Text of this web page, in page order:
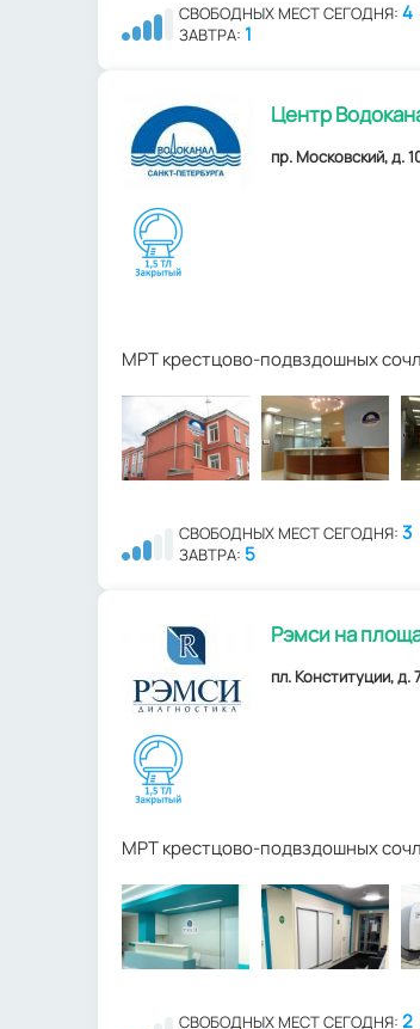
СВОБОДНЫХ МЕСТ СЕГОДНЯ: 4
ЗАВТРА: 1
Центр
пр. Московский, д.
МРТ крестцово-подвздошных
СВОБОДНЫХ МЕСТ СЕГОДНЯ: 3
ЗАВТРА: 5
Рэмси на
пл. Конституции,
МРТ крестцово-подвздошных
СВОБОДНЫХ МЕСТ СЕГОДНЯ: 2